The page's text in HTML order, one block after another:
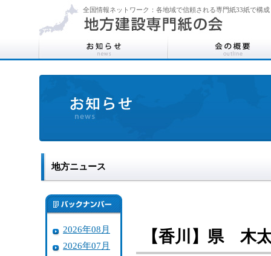
全国情報ネットワーク：各地域で信頼される専門紙33紙で構成
地方ニュース
2026年08月
2026年07月
【香川】県 木